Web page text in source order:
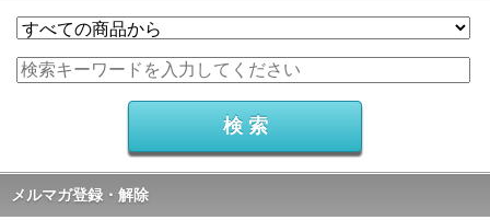
メルマガ登録・解除